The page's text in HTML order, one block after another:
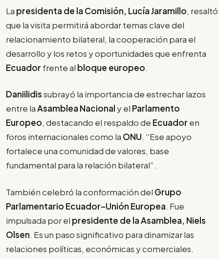
La presidenta de la Comisión, Lucía Jaramillo, resaltó
que la visita permitirá abordar temas clave del
relacionamiento bilateral, la cooperación para el
desarrollo y los retos y oportunidades que enfrenta
Ecuador frente al bloque europeo.
Daniilidissubrayó la importancia de estrechar lazos
entre laAsamblea Nacional y el Parlamento
Europeo, destacando el respaldo de Ecuador en
foros internacionales como la ONU. “Ese apoyo
fortalece una comunidad de valores, base
fundamental para la relación bilateral”.
También celebró la conformación del Grupo
Parlamentario Ecuador–Unión Europea. Fue
impulsada por el presidente de la Asamblea, Niels
Olsen. Es un paso significativo para dinamizar las
relaciones políticas, económicas y comerciales.